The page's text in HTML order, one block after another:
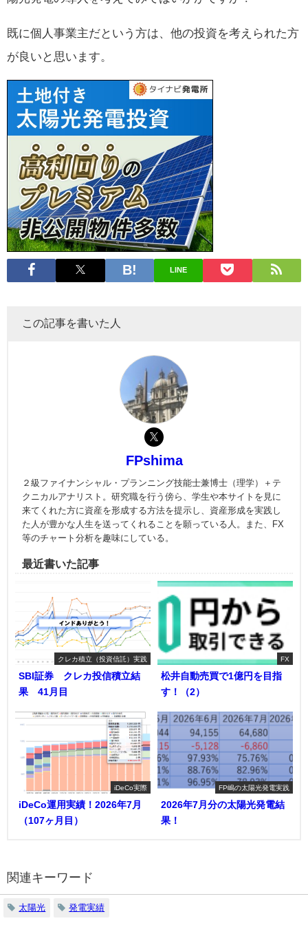
既に個人事業主だという方は、他の投資を考えられた方
が良いと思います。
LINE
この記事を書いた人
FPshima
２級ファイナンシャル・プランニング技能士兼博士（理学）＋テ
クニカルアナリスト。研究職を行う傍ら、学生や本サイトを見に
来てくれた方に資産を形成する方法を提示し、資産形成を実践し
た人が豊かな人生を送ってくれることを願っている人。また、FX
等のチャート分析を趣味にしている。
最近書いた記事
クレカ積立（投資信託）実践
SBI証券 クレカ投信積立結
果 41月目
FX
松井自動売買で1億円を目指
す！（2）
iDeCo実際
iDeCo運用実績！2026年7月
（107ヶ月目）
FP嶋の太陽光発電実践
2026年7月分の太陽光発電結
果！
関連キーワード
太陽光 発電実績